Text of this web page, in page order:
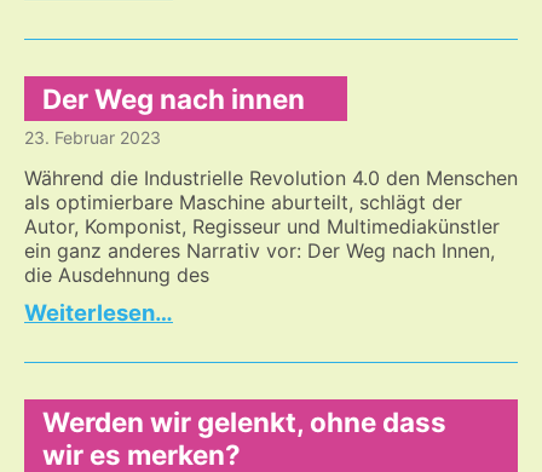
Musik
Der Weg nach innen
23. Februar 2023
Während die Industrielle Revolution 4.0 den Menschen
als optimierbare Maschine aburteilt, schlägt der
Autor, Komponist, Regisseur und Multimediakünstler
ein ganz anderes Narrativ vor: Der Weg nach Innen,
die Ausdehnung des
…
nach
Werden wir gelenkt, ohne dass
wir es merken?